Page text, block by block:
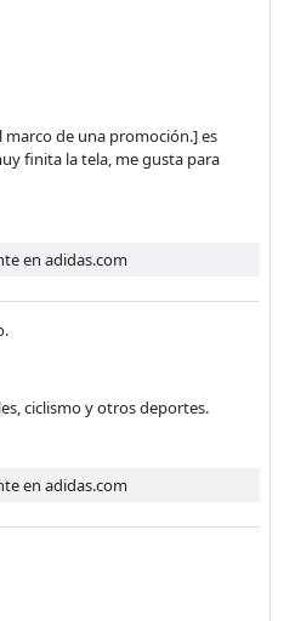
marco de una promoción.] es
finita la tela, me gusta para
en adidas.com
ciclismo y otros deportes.
en adidas.com